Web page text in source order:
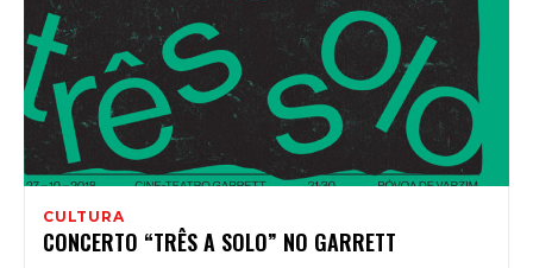
CULTURA
CONCERTO “TRÊS A SOLO” NO GARRETT